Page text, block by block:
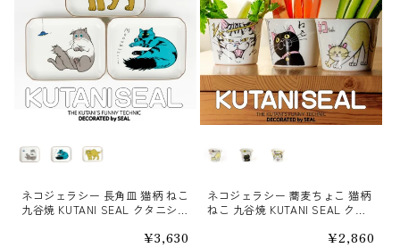
柄
ネコジェラシー 長角皿 猫柄 ねこ
九谷焼 KUTANI SEAL クタニシー
通
¥3,630
柄
ネコジェラシー 蕎麦ちょこ 猫柄
ねこ 九谷焼 KUTANI SEAL クタ
通
¥2,860